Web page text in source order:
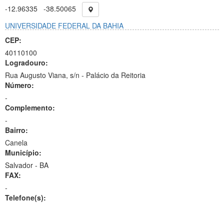
-12.96335 -38.50065
UNIVERSIDADE FEDERAL DA BAHIA
CEP:
40110100
Logradouro:
Rua Augusto Viana, s/n - Palácio da Reitoria
Número:
-
Complemento:
-
Bairro:
Canela
Município:
Salvador - BA
FAX:
-
Telefone(s):